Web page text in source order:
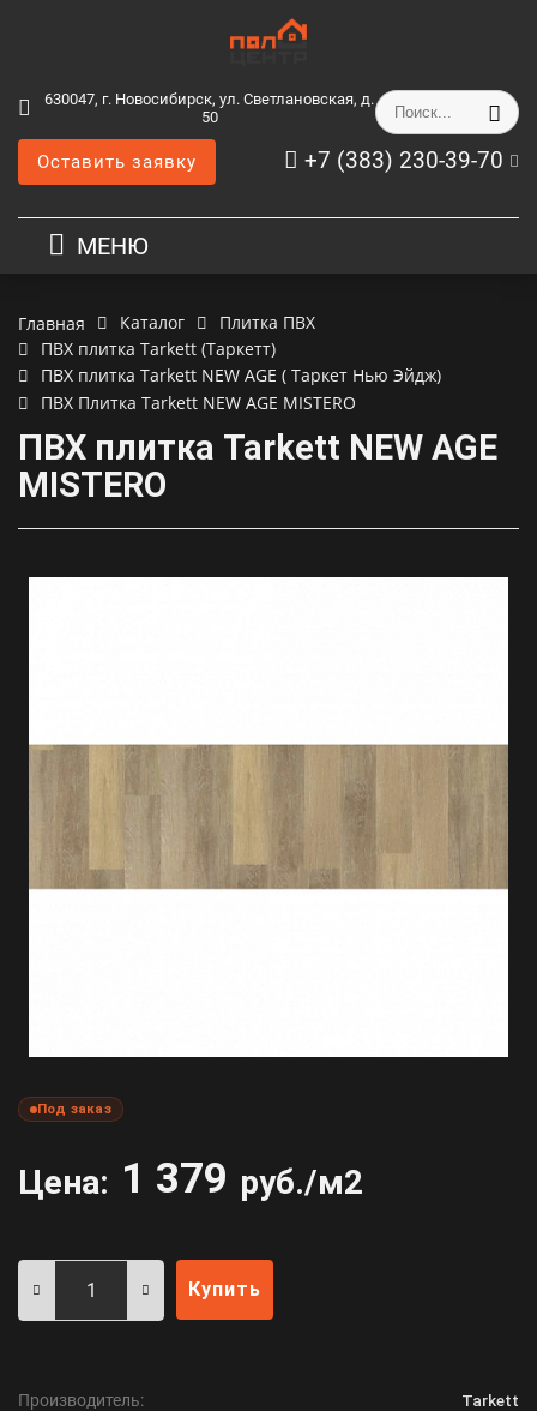
630047, г. Новосибирск, ул. Светлановская, д.
50
+7 (383) 230-39-70
Оставить заявку
МЕНЮ
Главная Каталог
Плитка ПВХ
ПВХ плитка Tarkett (Таркетт)
ПВХ плитка Tarkett NEW AGE ( Таркет Нью Эйдж)
ПВХ Плитка Tarkett NEW AGE MISTERO
ПВХ плитка Tarkett NEW AGE
MISTERO
Под заказ
Цена: 1 379 руб./м2
Купить
Производитель: Tarkett